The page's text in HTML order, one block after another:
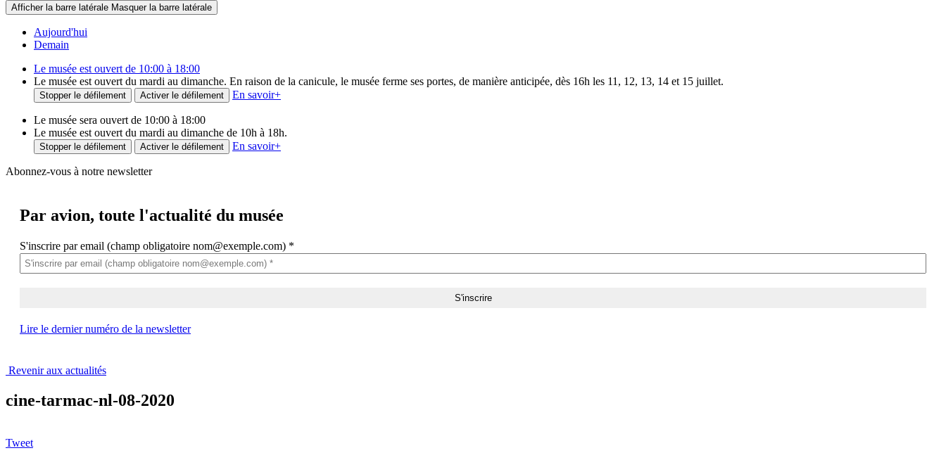
Afficher la barre latérale Masquer la barre latérale
Aujourd'hui
Demain
Le musée est ouvert de 10:00 à 18:00
Le musée est ouvert du mardi au dimanche. En raison de la canicule, le musée ferme ses portes, de manière anticipée, dès 16h les 11, 12, 13, 14 et 15 juillet.
Stopper le défilement Activer le défilement En savoir+
Le musée sera ouvert de 10:00 à 18:00
Le musée est ouvert du mardi au dimanche de 10h à 18h.
Stopper le défilement Activer le défilement En savoir+
Abonnez-vous à notre newsletter
Par avion, toute l'actualité du musée
S'inscrire par email (champ obligatoire nom@exemple.com) *
Lire le dernier numéro de la newsletter
Revenir aux actualités
cine-tarmac-nl-08-2020
Tweet